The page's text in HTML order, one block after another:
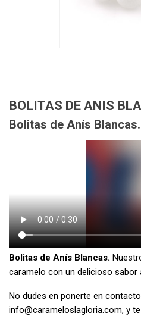
BOLITAS DE ANIS
Bolitas de Anís Blancas.
Bolitas de Anís Blancas.
caramelo con un delicioso sabor
No dudes en ponerte en
info@carameloslagloria.com, y